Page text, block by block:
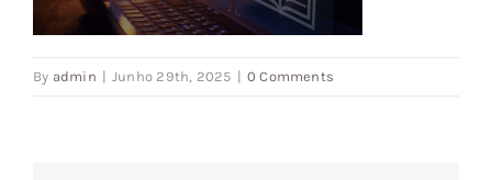
By admin Junho 29th, 2025 0 Comments